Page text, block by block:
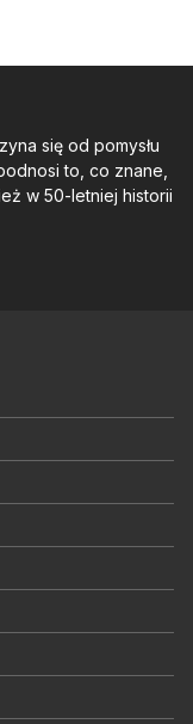
się od pomysłu
to, co znane,
w 50-letniej historii